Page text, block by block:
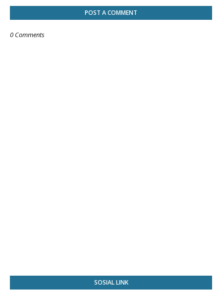
POST A COMMENT
0 Comments
SOSIAL LINK